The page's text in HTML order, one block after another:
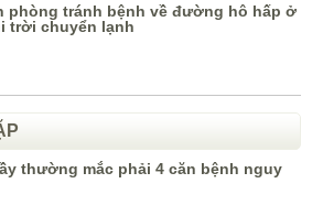
phòng tránh bệnh về đường hô hấp ở
trời chuyển lạnh
thường mắc phải 4 căn bệnh nguy